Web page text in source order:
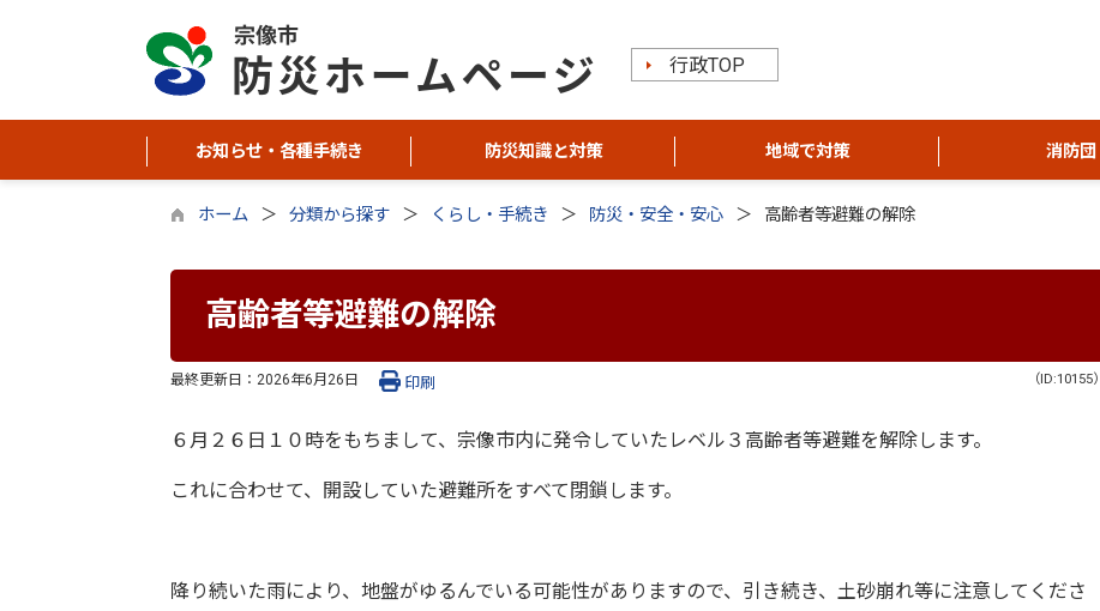
行政TOP
お知らせ・各種手続き 防災知識と対策 地域で対策 消防団
ホーム 分類から探す くらし・手続き 防災・安全・安心 高齢者等避難の解除
高齢者等避難の解除
最終更新日： 2026年6月26日 （ID:10155）
印刷
６月２６日１０時をもちまして、宗像市内に発令していたレベル３高齢者等避難を解除します。
これに合わせて、開設していた避難所をすべて閉鎖します。
降り続いた雨により、地盤がゆるんでいる可能性がありますので、引き続き、土砂崩れ等に注意してくださ